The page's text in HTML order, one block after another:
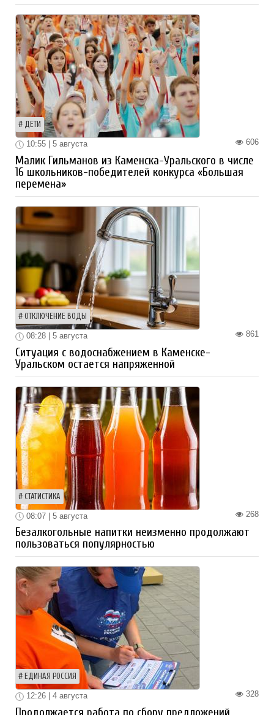
ДЕТИ
606
10:55 | 5 августа
Малик Гильманов из Каменска-Уральского в числе
16 школьников-победителей конкурса «Большая
перемена»
ОТКЛЮЧЕНИЕ ВОДЫ
861
08:28 | 5 августа
Ситуация с водоснабжением в Каменске-
Уральском остается напряженной
СТАТИСТИКА
268
08:07 | 5 августа
Безалкогольные напитки неизменно продолжают
пользоваться популярностью
ЕДИНАЯ РОССИЯ
328
12:26 | 4 августа